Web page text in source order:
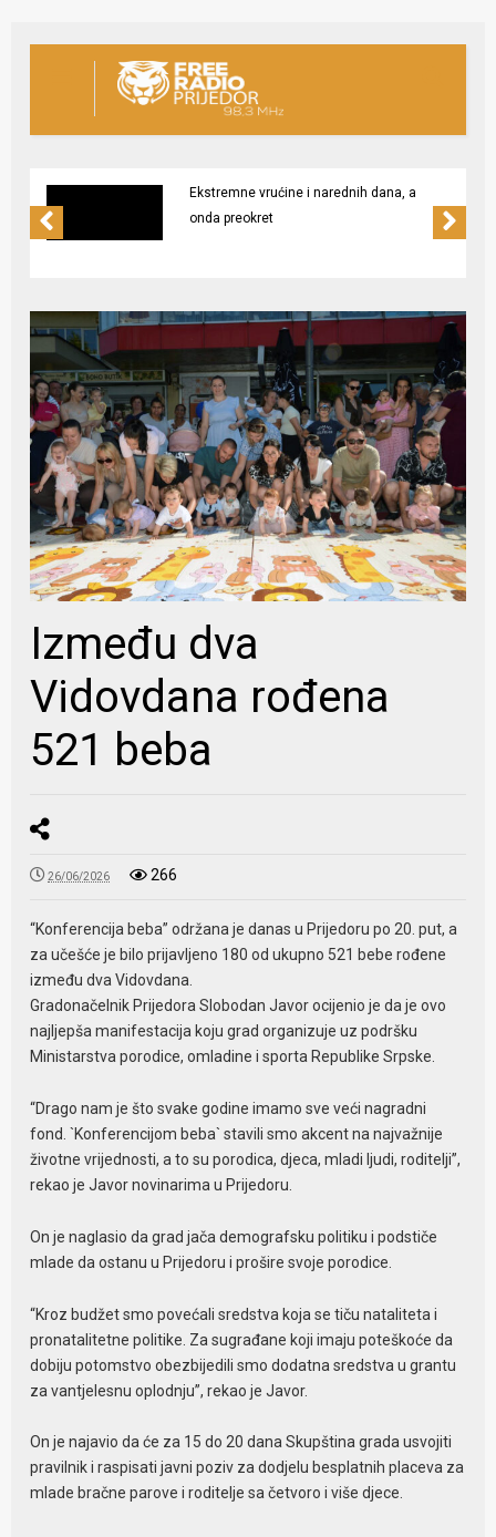
Ekstremne vrućine i narednih dana, a
onda preokret
Između dva
Vidovdana rođena
521 beba
26/06/2026 266
“Konferencija beba” održana je danas u Prijedoru po 20. put, a
za učešće je bilo prijavljeno 180 od ukupno 521 bebe rođene
između dva Vidovdana.
Gradonačelnik Prijedora Slobodan Javor ocijenio je da je ovo
najljepša manifestacija koju grad organizuje uz podršku
Ministarstva porodice, omladine i sporta Republike Srpske.
“Drago nam je što svake godine imamo sve veći nagradni
fond. `Konferencijom beba` stavili smo akcent na najvažnije
životne vrijednosti, a to su porodica, djeca, mladi ljudi, roditelji”,
rekao je Javor novinarima u Prijedoru.
On je naglasio da grad jača demografsku politiku i podstiče
mlade da ostanu u Prijedoru i prošire svoje porodice.
“Kroz budžet smo povećali sredstva koja se tiču nataliteta i
pronatalitetne politike. Za sugrađane koji imaju poteškoće da
dobiju potomstvo obezbijedili smo dodatna sredstva u grantu
za vantjelesnu oplodnju”, rekao je Javor.
On je najavio da će za 15 do 20 dana Skupština grada usvojiti
pravilnik i raspisati javni poziv za dodjelu besplatnih placeva za
mlade bračne parove i roditelje sa četvoro i više djece.